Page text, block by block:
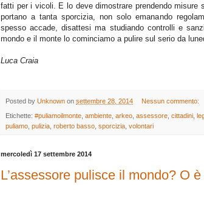
fatti per i vicoli. E lo deve dimostrare prendendo misure
portano a tanta sporcizia, non solo emanando
spesso accade, disattesi ma studiando controlli e
mondo e il monte lo cominciamo a pulire sul serio da
Luca Craia
Posted by Unknown on settembre 28, 2014 Nessun commento:
Etichette: #puliamoilmonte ambiente arkeo assessore cittadini
puliamo pulizia roberto basso sporcizia volontari
mercoledì 17 settembre 2014
L’assessore pulisce il mondo? O